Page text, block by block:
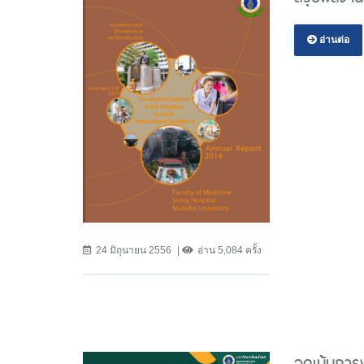
24 มิถุนายน 2556 อ่าน 5,084 ครั้ง
อ่านต่อ